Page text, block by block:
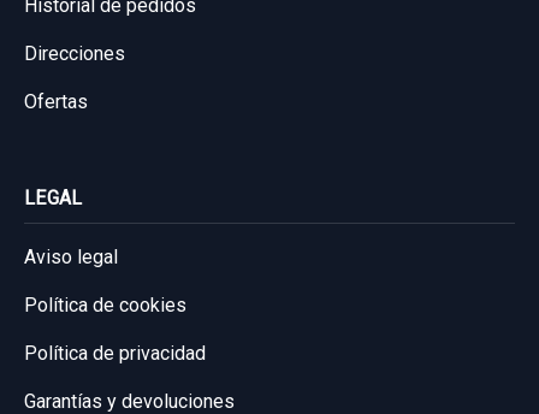
Historial de pedidos
Direcciones
Ofertas
LEGAL
Aviso legal
Política de cookies
Política de privacidad
Garantías y devoluciones